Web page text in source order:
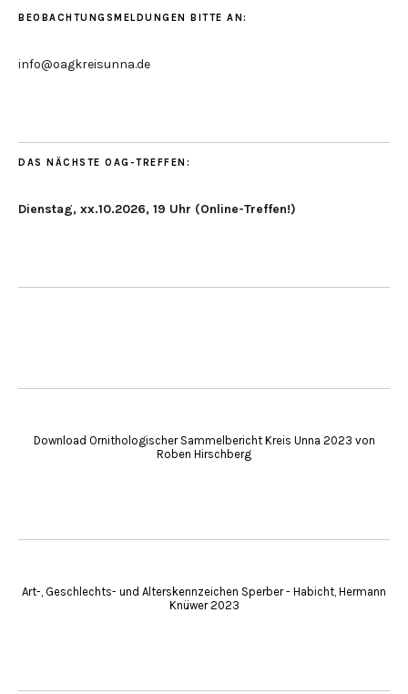
BEOBACHTUNGSMELDUNGEN BITTE AN:
info@oagkreisunna.de
DAS NÄCHSTE OAG-TREFFEN:
Dienstag, xx.10.2026, 19 Uhr (Online-Treffen!)
Download Ornithologischer Sammelbericht Kreis Unna 2023 von
Roben Hirschberg
Art-, Geschlechts- und Alterskennzeichen Sperber - Habicht, Hermann
Knüwer 2023